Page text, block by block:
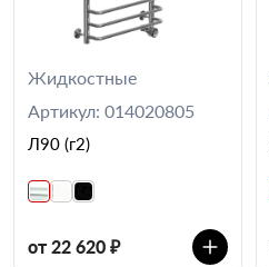
Жидкостные
Артикул: 014020805
Л90 (г2)
от 22 620 ₽